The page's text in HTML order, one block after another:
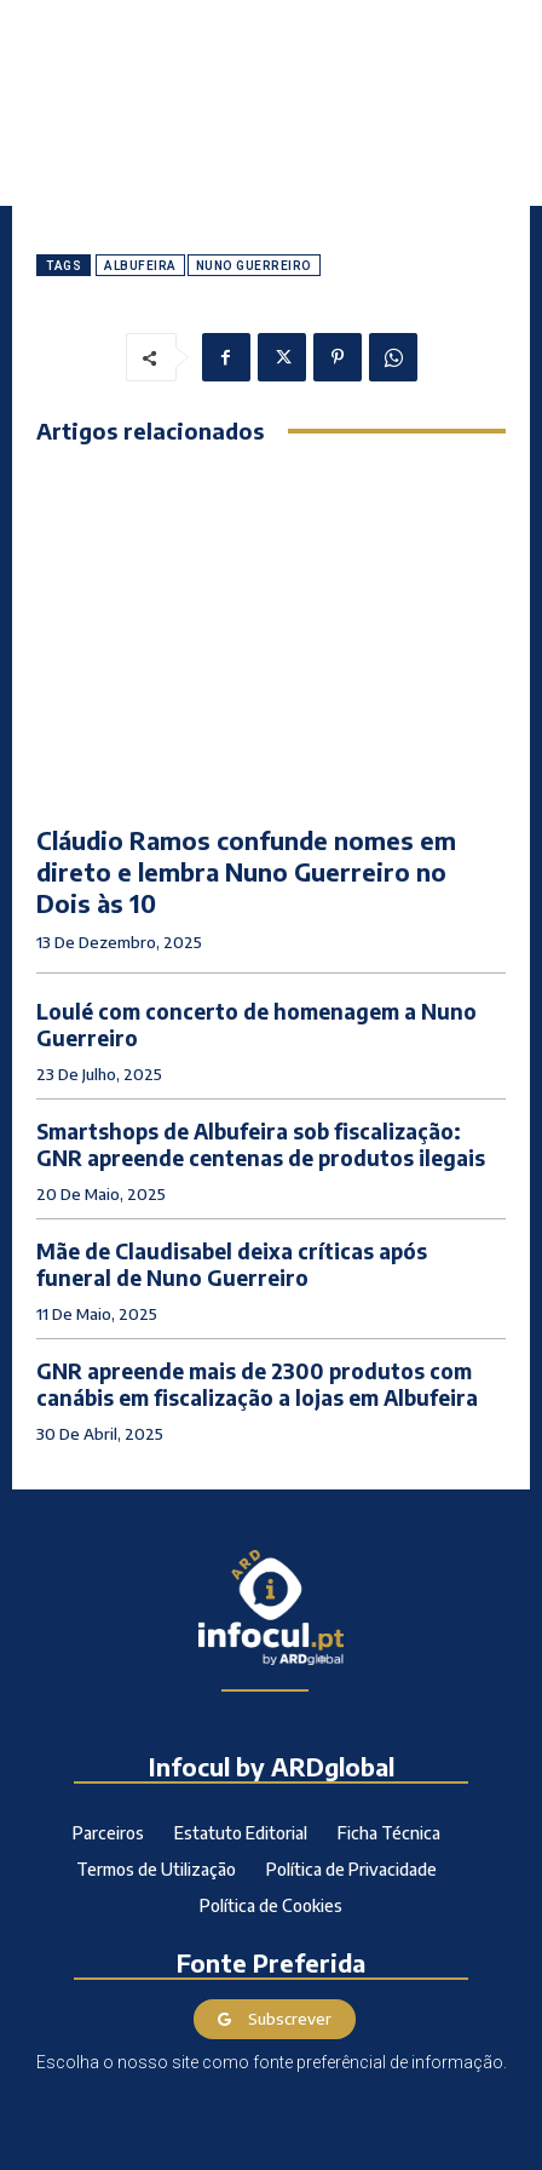
TAGS ALBUFEIRA NUNO GUERREIRO
Artigos relacionados
Cláudio Ramos confunde nomes em
direto e lembra Nuno Guerreiro no
Dois às 10
13 De Dezembro, 2025
Loulé com concerto de homenagem a Nuno
Guerreiro
23 De Julho, 2025
Smartshops de Albufeira sob fiscalização:
GNR apreende centenas de produtos ilegais
20 De Maio, 2025
Mãe de Claudisabel deixa críticas após
funeral de Nuno Guerreiro
11 De Maio, 2025
GNR apreende mais de 2300 produtos com
canábis em fiscalização a lojas em Albufeira
30 De Abril, 2025
Infocul by ARDglobal
Parceiros Estatuto Editorial
Ficha Técnica
Termos de Utilização
Política de Privacidade
Política de Cookies
Fonte Preferida
Subscrever
Escolha o nosso site como fonte preferêncial de informação.